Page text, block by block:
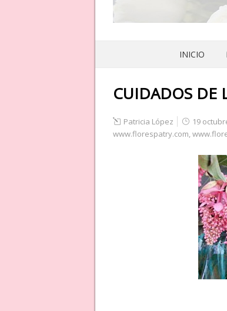
INICIO
CUIDADOS DE
Patricia López 19
www.florespatry.com,